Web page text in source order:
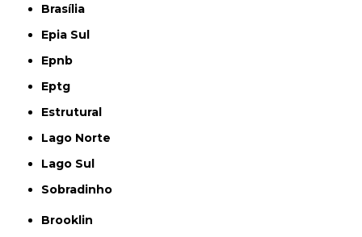
Brasília
Epia Sul
Epnb
Eptg
Estrutural
Lago Norte
Lago Sul
Sobradinho
Brooklin